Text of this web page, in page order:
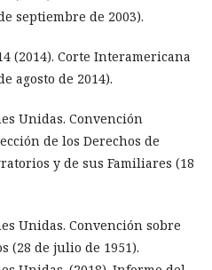
septiembre de 2003).
(2014). Corte Interamericana
agosto de 2014).
Unidas. Convención
de los Derechos de
y de sus Familiares (18
Unidas. Convención sobre
(28 de julio de 1951).